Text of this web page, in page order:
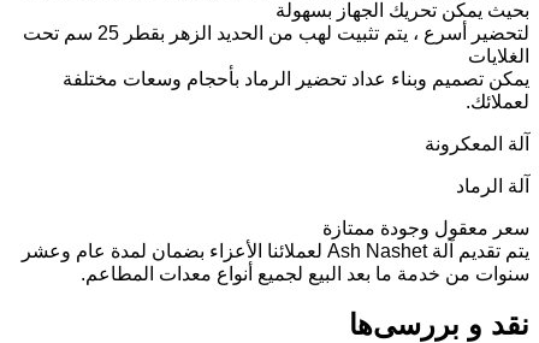
بحيث يمكن تحريك الجهاز بسهولة
لتحضير أسرع ، يتم تثبيت لهب من الحديد الزهر بقطر 25 سم تحت
الغلايات
يمكن تصميم وبناء عداد تحضير الرماد بأحجام وسعات مختلفة
لعملائك.
آلة المعكرونة
آلة الرماد
سعر معقول وجودة ممتازة
يتم تقديم آلة Ash Nashet لعملائنا الأعزاء بضمان لمدة عام وعشر
سنوات من خدمة ما بعد البيع لجميع أنواع معدات المطاعم.
نقد و بررسی‌ها